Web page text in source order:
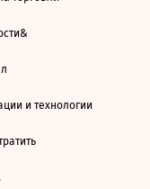
и технологии